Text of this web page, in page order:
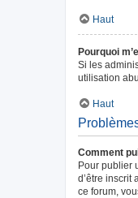
Haut
Pourquoi
Si les
utilisation
Haut
Comment
Pour publier
d’être inscrit
ce forum,